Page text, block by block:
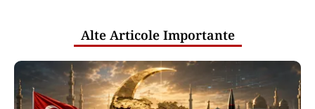
Alte Articole Importante